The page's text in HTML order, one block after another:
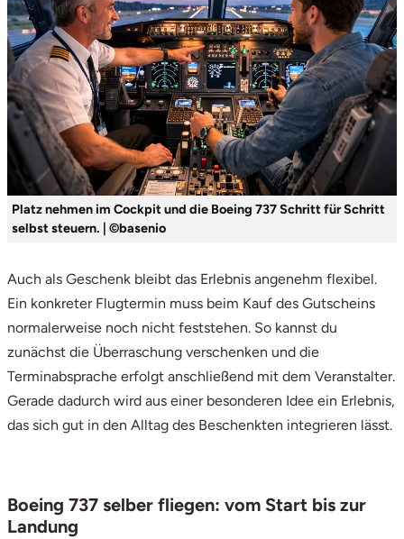
Platz nehmen im Cockpit und die Boeing 737 Schritt für Schritt
selbst steuern. | ©basenio
Auch als Geschenk bleibt das Erlebnis angenehm flexibel.
Ein konkreter Flugtermin muss beim Kauf des Gutscheins
normalerweise noch nicht feststehen. So kannst du
zunächst die Überraschung verschenken und die
Terminabsprache erfolgt anschließend mit dem Veranstalter.
Gerade dadurch wird aus einer besonderen Idee ein Erlebnis,
das sich gut in den Alltag des Beschenkten integrieren lässt.
Boeing 737 selber fliegen: vom Start bis zur
Landung
Trier
Uckermark
Uelzen
Ulm
Usedom
Villingen Schwenningen
Vorpommern-Greifswald
Vorpommern-Rügen
Weimar
Wesel